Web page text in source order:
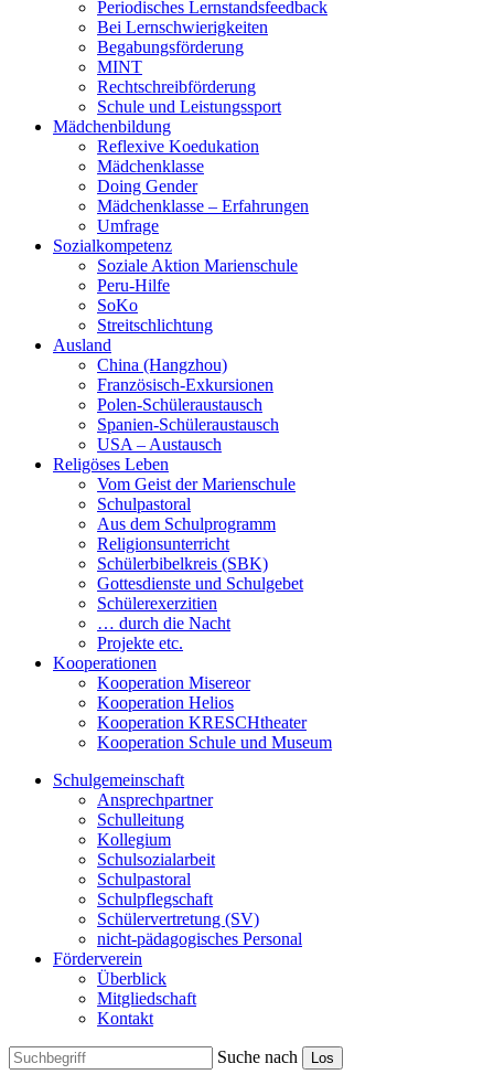
Periodisches Lernstandsfeedback
Bei Lernschwierigkeiten
Begabungsförderung
MINT
Rechtschreibförderung
Schule und Leistungssport
Mädchenbildung
Reflexive Koedukation
Mädchenklasse
Doing Gender
Mädchenklasse – Erfahrungen
Umfrage
Sozialkompetenz
Soziale Aktion Marienschule
Peru-Hilfe
SoKo
Streitschlichtung
Ausland
China (Hangzhou)
Französisch-Exkursionen
Polen-Schüleraustausch
Spanien-Schüleraustausch
USA – Austausch
Religöses Leben
Vom Geist der Marienschule
Schulpastoral
Aus dem Schulprogramm
Religionsunterricht
Schülerbibelkreis (SBK)
Gottesdienste und Schulgebet
Schülerexerzitien
… durch die Nacht
Projekte etc.
Kooperationen
Kooperation Misereor
Kooperation Helios
Kooperation KRESCHtheater
Kooperation Schule und Museum
Schulgemeinschaft
Ansprechpartner
Schulleitung
Kollegium
Schulsozialarbeit
Schulpastoral
Schulpflegschaft
Schülervertretung (SV)
nicht-pädagogisches Personal
Förderverein
Überblick
Mitgliedschaft
Kontakt
Suche nach Los